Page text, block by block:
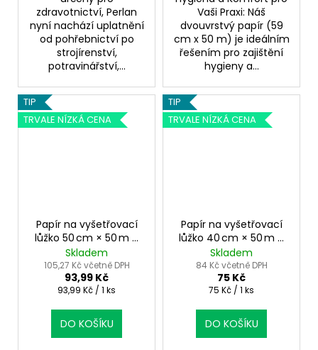
zdravotnictví, Perlan
nyní nachází uplatnění
od pohřebnictví po
strojírenství,
potravinářství,...
Vaši Praxi: Náš
dvouvrstvý papír (59
cm x 50 m) je ideálním
řešením pro zajištění
hygieny a...
TIP
TRVALE NÍZKÁ CENA
Papír na vyšetřovací
lůžko 50 cm × 50 m –
dvouvrstvý,
mikroembossovaný
Skladem
105,27 Kč včetně DPH
93,99 Kč
Měrná
93,99 Kč / 1 ks
DO KOŠÍKU
TIP
TRVALE NÍZKÁ CENA
Papír na vyšetřovací
lůžko 40 cm × 50 m –
mikroembossovaný,
2 vrstvy
Skladem
84 Kč včetně DPH
75 Kč
Měrná
75 Kč / 1 ks
DO KOŠÍKU